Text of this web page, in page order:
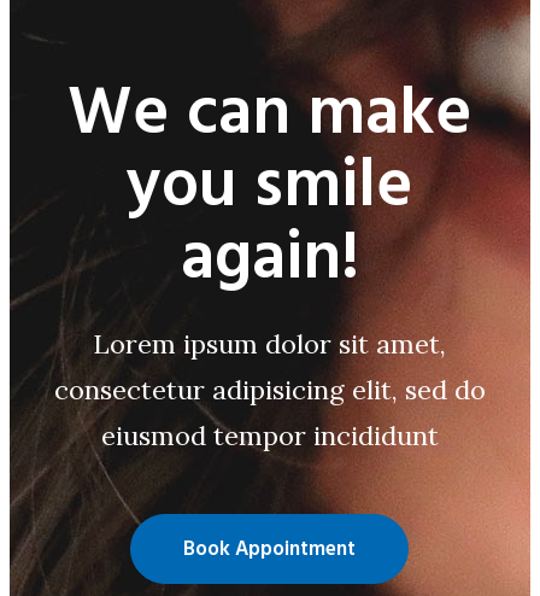
We can make
you smile
again!
Lorem ipsum dolor sit amet,
consectetur adipisicing elit, sed do
eiusmod tempor incididunt
Book Appointment